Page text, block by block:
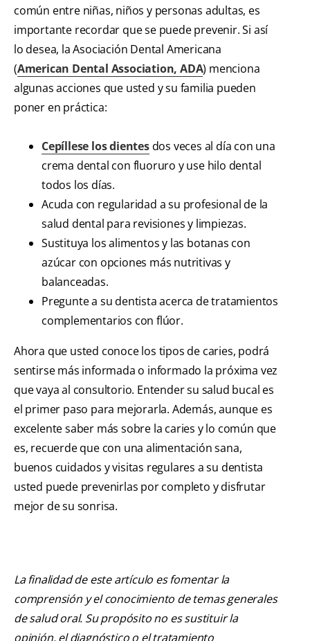
común entre niñas, niños y personas adultas, es
importante recordar que se puede prevenir. Si así
lo desea, la Asociación Dental Americana
(American Dental Association, ADA) menciona
algunas acciones que usted y su familia pueden
poner en práctica:
Cepíllese los dientesdos veces al día con una
crema dental con fluoruro y use hilo dental
todos los días.
Acuda con regularidad a su profesional de la
salud dental para revisiones y limpiezas.
Sustituya los alimentos y las botanas con
azúcar con opciones más nutritivas y
balanceadas.
Pregunte a su dentista acerca de tratamientos
complementarios con flúor.
Ahora que usted conoce los tipos de caries, podrá
sentirse más informada o informado la próxima vez
que vaya al consultorio. Entender su salud bucal es
el primer paso para mejorarla. Además, aunque es
excelente saber más sobre la caries y lo común que
es, recuerde que con una alimentación sana,
buenos cuidados y visitas regulares a su dentista
usted puede prevenirlas por completo y disfrutar
mejor de su sonrisa.
La finalidad de este artículo es fomentar la
comprensión y el conocimiento de temas generales
de salud oral. Su propósito no es sustituir la
opinión, el diagnóstico o el tratamiento